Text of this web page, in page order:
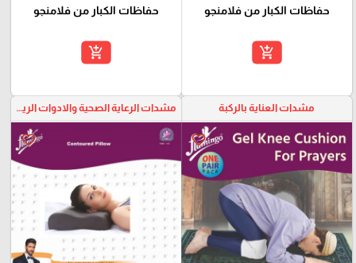
حفاظات الكبار من فلامنجو
add_shopping_cart
حفاظات الكبار من فلامنجو
add_shopping_cart
مشدات العناية بالركبة
favorite_border
مشدات الرعاية الصحية والادوات الرياضية
favorite_border